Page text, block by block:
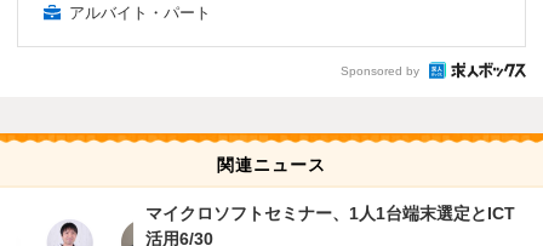
アルバイト・パート
Sponsored by
関連ニュース
マイクロソフトセミナー、1人1台端末選定とICT
活用6/30